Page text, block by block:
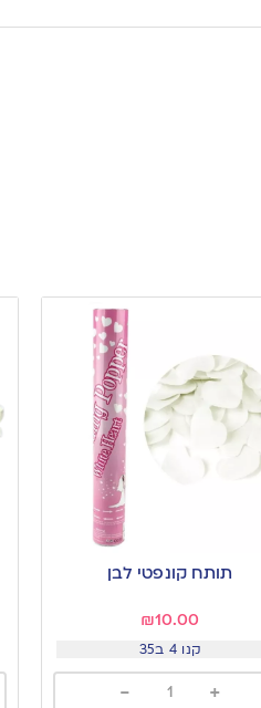
תותח קונפטי לבן
₪10.00
קנו 4 ב35
+
-